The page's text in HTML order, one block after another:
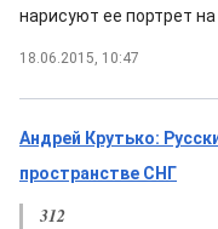
нарисуют ее портрет на
18.06.2015, 10:47
Андрей Крутько:
пространстве СНГ
312